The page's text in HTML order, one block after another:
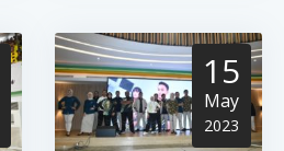
15
May
2023